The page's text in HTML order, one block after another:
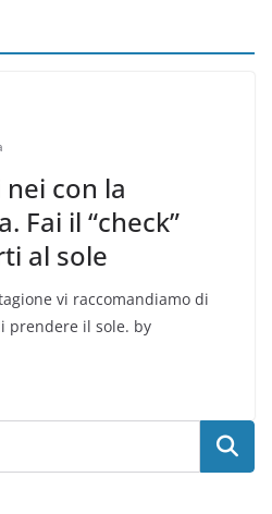
con la
Fai il “check”
al sole
vi raccomandiamo di
prendere il sole. by